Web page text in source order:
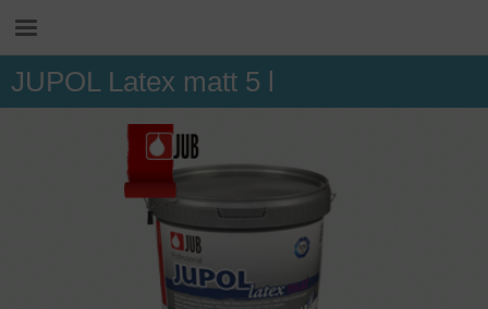
JUPOL Latex matt 5 l